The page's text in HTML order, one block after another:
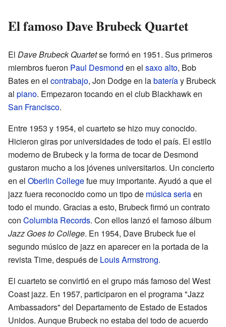
El famoso Dave Brubeck Quartet
El Dave Brubeck Quartetse formó en 1951. Sus primeros
miembros fueron Paul Desmond en el saxo alto, Bob
Bates en el contrabajo, Jon Dodge en labateríay Brubeck
al piano. Empezaron tocando en el club Blackhawk en
San Francisco.
Entre 1953 y 1954, el cuarteto se hizo muy conocido.
Hicieron giras por universidades de todo el país. El estilo
moderno de Brubeck y la forma de tocar de Desmond
gustaron mucho a los jóvenes universitarios. Un concierto
en el Oberlin Collegefue muy importante. Ayudó a que el
jazz fuera reconocido como un tipo de música seriaen
todo el mundo. Gracias a esto, Brubeck firmó un contrato
con Columbia Records. Con ellos lanzó el famoso álbum
Jazz Goes to College. En 1954, Dave Brubeck fue el
segundo músico de jazz en aparecer en la portada de la
revista Time, después de Louis Armstrong.
El cuarteto se convirtió en el grupo más famoso del West
Coast jazz. En 1957, participaron en el programa "Jazz
Ambassadors" del Departamento de Estado de Estados
Unidos. Aunque Brubeck no estaba del todo de acuerdo